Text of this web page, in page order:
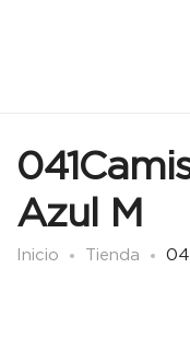
Azul M
Inicio Tienda